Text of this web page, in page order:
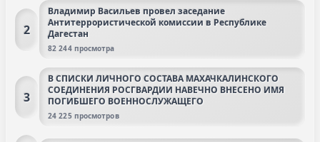
2
Владимир Васильев провел заседание
Антитеррористической комиссии в Республике
Дагестан
82 244 просмотра
3
В СПИСКИ ЛИЧНОГО СОСТАВА МАХАЧКАЛИНСКОГО
СОЕДИНЕНИЯ РОСГВАРДИИ НАВЕЧНО ВНЕСЕНО ИМЯ
ПОГИБШЕГО ВОЕННОСЛУЖАЩЕГО
24 225 просмотров